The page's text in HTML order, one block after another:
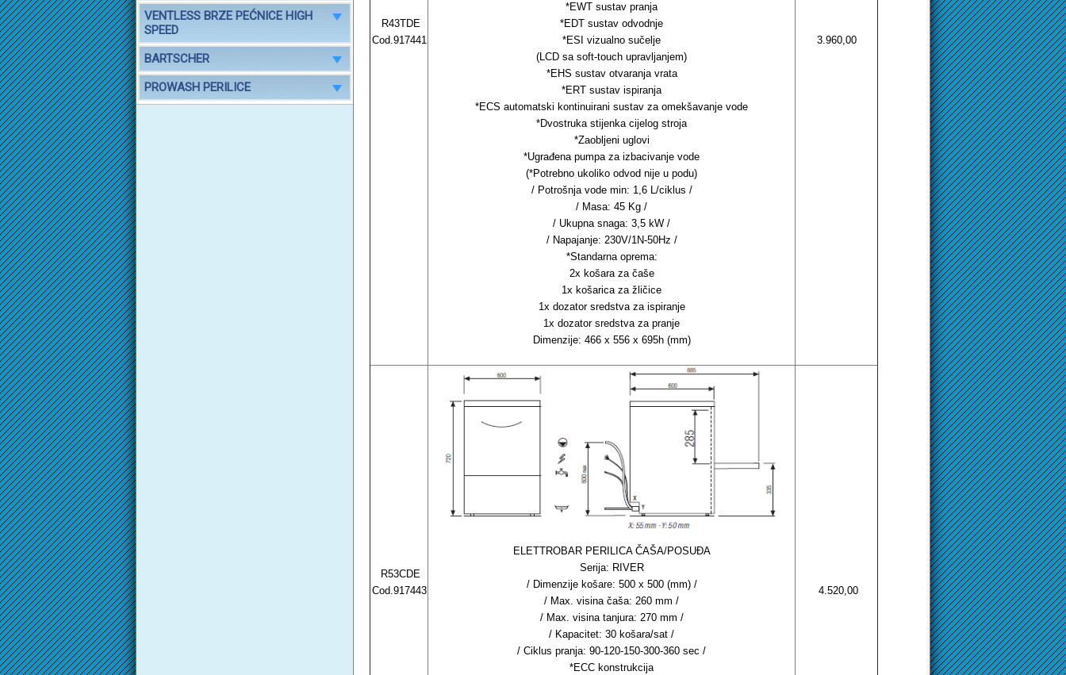
VENTLESS BRZE PEĆNICE HIGH
SPEED
BARTSCHER
PROWASH PERILICE
R43TDE
Cod.917441
*EWT sustav pranja
*EDT sustav odvodnje
*ESI vizualno sučelje
(LCD sa soft-touch upravljanjem)
*EHS sustav otvaranja vrata
*ERT sustav ispiranja
*ECS automatski kontinuirani sustav za omekšavanje vode
*Dvostruka stijenka cijelog stroja
*Zaobljeni uglovi
*Ugrađena pumpa za izbacivanje vode
(*Potrebno ukoliko odvod nije u podu)
/ Potrošnja vode min: 1,6 L/ciklus /
/ Masa: 45 Kg /
/ Ukupna snaga: 3,5 kW /
/ Napajanje: 230V/1N-50Hz /
*Standarna oprema:
2x košara za čaše
1x košarica za žličice
1x dozator sredstva za ispiranje
1x dozator sredstva za pranje
Dimenzije: 466 x 556 x 695h (mm)
3.960,00
R53CDE
Cod.917443
ELETTROBAR PERILICA ČAŠA/POSUĐA
Serija: RIVER
/ Dimenzije košare: 500 x 500 (mm) /
/ Max. visina čaša: 260 mm /
/ Max. visina tanjura: 270 mm /
/ Kapacitet: 30 košara/sat /
/ Ciklus pranja: 90-120-150-300-360 sec /
*ECC konstrukcija
4.520,00